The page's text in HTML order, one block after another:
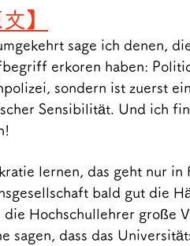
】
sage ich denen,
erkoren haben:
sondern ist zuerst
Sensibilität. Und ich
lernen, das geht nur
bald gut die
die Hochschullehrer große
sagen, dass das